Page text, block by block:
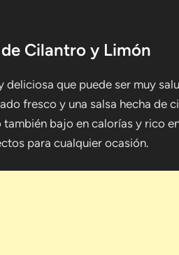
Cilantro y Limón
que puede ser muy
fresco y una salsa hecha de
bajo en calorías y rico
para cualquier ocasión.